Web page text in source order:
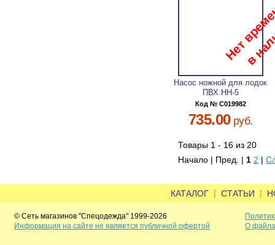
Насос ножной для лодок
ПВХ НН-5
Код № C019982
735.00руб.
Товары 1 - 16 из 20
Начало | Пред. | 1 2 |
КАТАЛОГ | СТАТЬИ |
© Сеть магазинов "Спецодежда" 1999-2026
Информация на сайте не является публичной офертой
О